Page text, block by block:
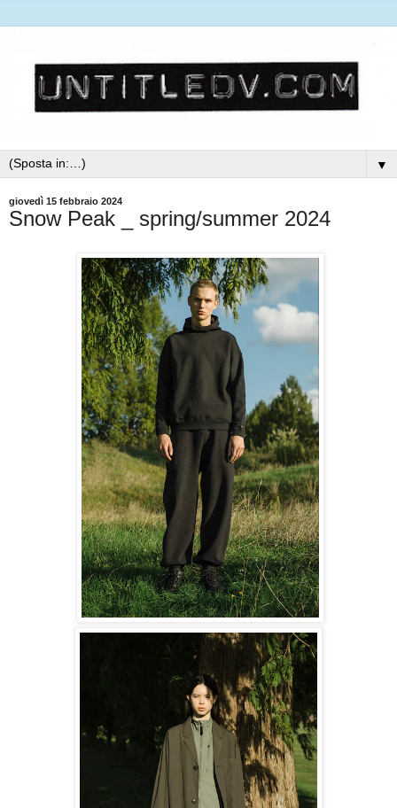
▼
giovedì 15 febbraio 2024
Snow Peak _ spring/summer 2024